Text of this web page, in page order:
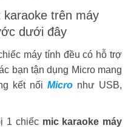
karaoke trên máy
dưới đây
máy tính đều có hỗ trợ
bạn tận dụng Micro mang
kết nối Micronhư USB,
1 chiếc mic karaoke máy